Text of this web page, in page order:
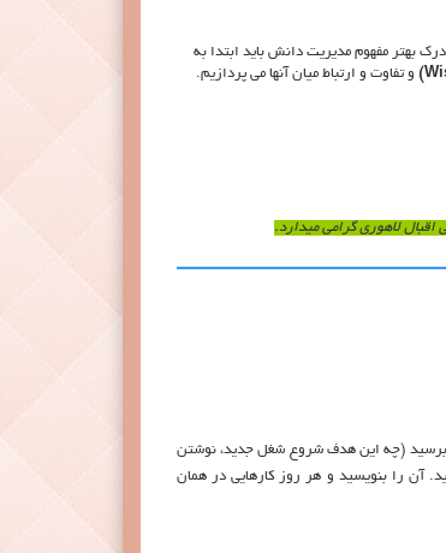
بهتر مفهوم مديريت دانش بايد ابتدا به
و تفاوت و ارتباط ميان آنها می پردازيم.
لاهوری گرامی میدارد.
برسید (چه این هدف شروع شغل جدید، نوشتن
آن را بنویسید و هر روز کارهایی در همان